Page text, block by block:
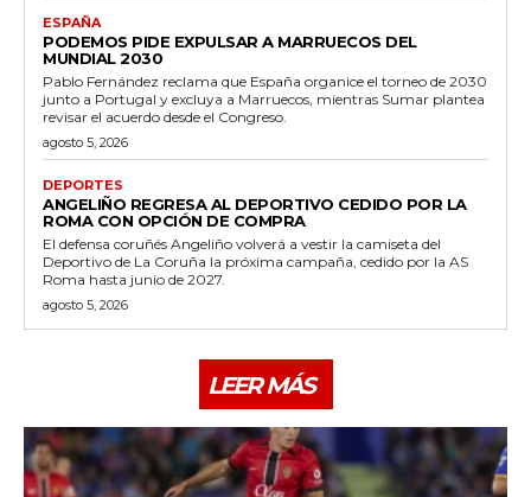
ESPAÑA
PODEMOS PIDE EXPULSAR A MARRUECOS DEL
MUNDIAL 2030
Pablo Fernández reclama que España organice el torneo de 2030
junto a Portugal y excluya a Marruecos, mientras Sumar plantea
revisar el acuerdo desde el Congreso.
agosto 5, 2026
DEPORTES
ANGELIÑO REGRESA AL DEPORTIVO CEDIDO POR LA
ROMA CON OPCIÓN DE COMPRA
El defensa coruñés Angeliño volverá a vestir la camiseta del
Deportivo de La Coruña la próxima campaña, cedido por la AS
Roma hasta junio de 2027.
agosto 5, 2026
LEER MÁS